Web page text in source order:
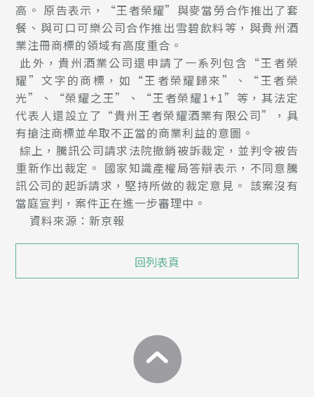
高。 原告表示，“王者榮耀”與麥當勞合作推出了套
餐、與可口可樂公司合作推出雪碧飲料等，與貴州酒
業注冊商標的領域有高度重合。
此外，貴州酒業公司還申請了一系列包含“王者榮
耀”文字的商標，如“王者榮耀歸來”、“王者榮
光”、“榮耀之王”、“王者榮耀1+1”等，其法定
代表人還設立了“貴州王者榮耀酒業有限公司”，具
有搶注商標並牟取不正當的商業利益的意圖。
綜上，騰訊公司請求法院撤銷被訴裁定，並判令被告
重新作出裁定。 國家知識產權局答辯表示，不同意騰
訊公司的起訴請求，堅持所做的裁定意見。 該案沒有
當庭宣判，案件正在進一步審理中。
資料來源：新京報
回列表頁